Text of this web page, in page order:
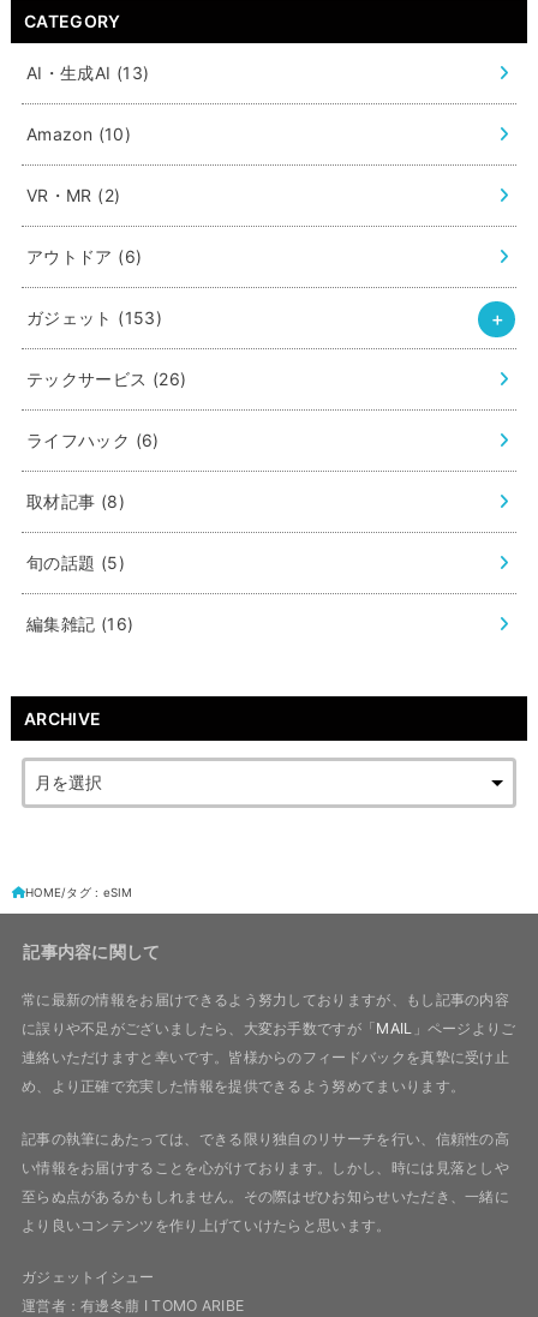
CATEGORY
AI・生成AI (13)
Amazon (10)
VR・MR (2)
アウトドア (6)
ガジェット (153)
テックサービス (26)
ライフハック (6)
取材記事 (8)
旬の話題 (5)
編集雑記 (16)
ARCHIVE
HOME タグ : eSIM
記事内容に関して
常に最新の情報をお届けできるよう努力しておりますが、もし記事の内容
に誤りや不足がございましたら、大変お手数ですが「MAIL 」ページよりご
連絡いただけますと幸いです。皆様からのフィードバックを真摯に受け止
め、より正確で充実した情報を提供できるよう努めてまいります。
記事の執筆にあたっては、できる限り独自のリサーチを行い、信頼性の高
い情報をお届けすることを心がけております。しかし、時には見落としや
至らぬ点があるかもしれません。その際はぜひお知らせいただき、一緒に
より良いコンテンツを作り上げていけたらと思います。
ガジェットイシュー
運営者：有邊冬萠 I TOMO ARIBE